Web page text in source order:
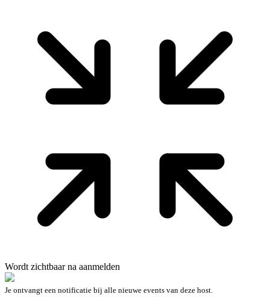
Wordt zichtbaar na aanmelden
Je ontvangt een notificatie bij alle nieuwe events van deze host.